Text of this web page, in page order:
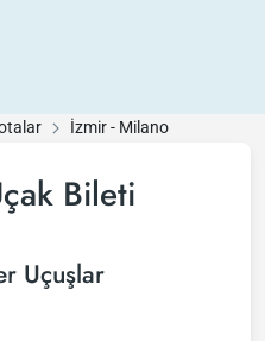
İzmir - Milano
Bileti
Uçuşlar